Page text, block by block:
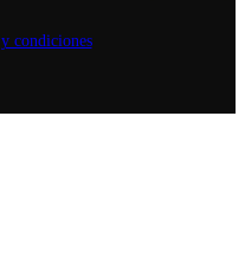
condiciones